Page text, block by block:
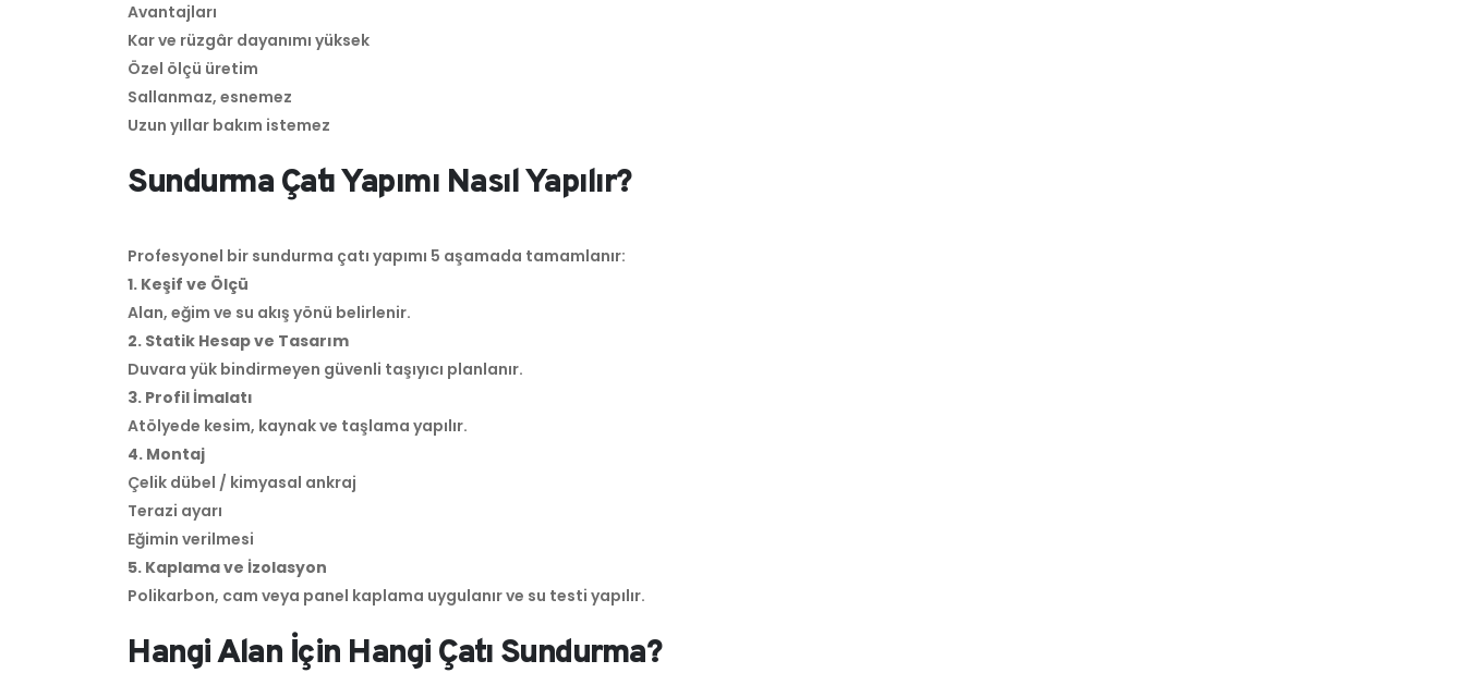
Avantajları
Kar ve rüzgâr dayanımı yüksek
Özel ölçü üretim
Sallanmaz, esnemez
Uzun yıllar bakım istemez
Sundurma Çatı Yapımı Nasıl Yapılır?
Profesyonel bir sundurma çatı yapımı 5 aşamada tamamlanır:
1. Keşif ve Ölçü
Alan, eğim ve su akış yönü belirlenir.
2. Statik Hesap ve Tasarım
Duvara yük bindirmeyen güvenli taşıyıcı planlanır.
3. Profil İmalatı
Atölyede kesim, kaynak ve taşlama yapılır.
4. Montaj
Çelik dübel / kimyasal ankraj
Terazi ayarı
Eğimin verilmesi
5. Kaplama ve İzolasyon
Polikarbon, cam veya panel kaplama uygulanır ve su testi yapılır.
Hangi Alan İçin Hangi Çatı Sundurma?